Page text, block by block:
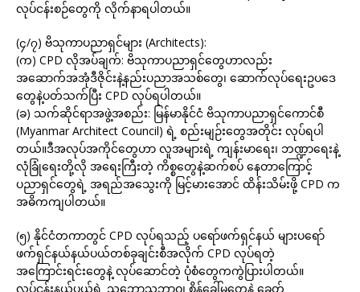
လုပ်ငန်းစဉ်တွေကို လိုက်နာရပါတယ်။
(၄/၇) ဗိသုကာပညာရှင်များ (Architects):
(က) CPD လိုအပ်ချက်: ဗိသုကာပညာရှင်တွေဟာလည်း
အဆောက်အအုံဒီဇိုင်းနဲ့နည်းပညာအသစ်တွေ၊ ဆောက်လုပ်ရေးဥပဒေ
တွေနဲ့ပတ်သက်ပြီး CPD လုပ်ရပါတယ်။
(ခ) သက်ဆိုင်ရာအဖွဲ့အစည်း: မြန်မာနိုင်ငံ ဗိသုကာပညာရှင်ကောင်စီ
(Myanmar Architect Council) ရဲ့ စည်းမျဉ်းတွေအတိုင်း လုပ်ရပါ
တယ်။ဒီအလုပ်အကိုင်တွေဟာ လူအများရဲ့ ကျန်းမာရေး၊ ဘဏ္ဍာရေးနဲ့
လုံခြုံရေးတို့လို အရေးကြီးတဲ့ ကိစ္စတွေနဲ့ဆက်စပ် နေတာကြောင့်
ပညာရှင်တွေရဲ့ အရည်အသွေးကို မြင့်မားအောင် ထိန်းသိမ်းဖို့ CPD က
အဓိကကျပါတယ်။
(၅) နိုင်ငံတကာတွင် CPD လုပ်ရသည့် ပရော်ဖက်ရှင်နယ် များပရော်
ဖက်ရှင်နယ်နယ်ပယ်တစ်ခုချင်းစီအလိုက် CPD လုပ်ရတဲ့
အကြောင်းရင်းတွေနဲ့ လုပ်ဆောင်တဲ့ ပုံစံတွေကကွဲပြားပါတယ်။
လုပ်ငန်းနယ်ပယ်ရဲ့ သဘောသဘာဝ၊ စိန်ခေါ်မှုတွေနဲ့ ခေတ်